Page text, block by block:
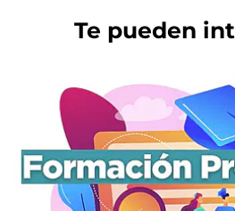
Te pueden